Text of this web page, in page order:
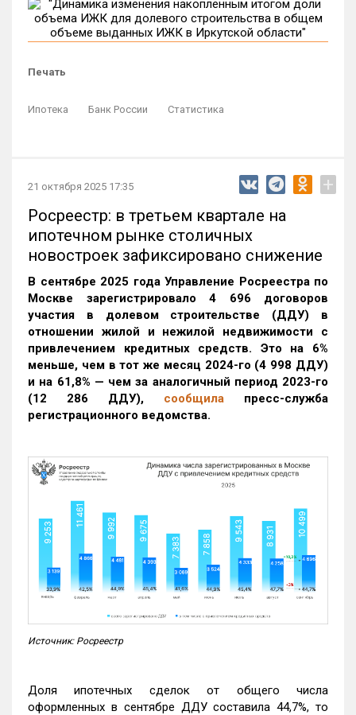
Печать
Ипотека Банк России Статистика
21 октября 2025 17:35 +
Росреестр: в третьем квартале на
ипотечном рынке столичных
новостроек зафиксировано снижение
В сентябре 2025 года Управление Росреестра по
Москве зарегистрировало 4 696 договоров
участия в долевом строительстве (ДДУ) в
отношении жилой и нежилой недвижимости с
привлечением кредитных средств. Это на 6%
меньше, чем в тот же месяц 2024-го (4 998 ДДУ)
и на 61,8% — чем за аналогичный период 2023-го
(12 286 ДДУ), сообщила пресс-служба
регистрационного ведомства.
Источник: Росреестр
Доля ипотечных сделок от общего числа
оформленных в сентябре ДДУ составила 44,7%, то